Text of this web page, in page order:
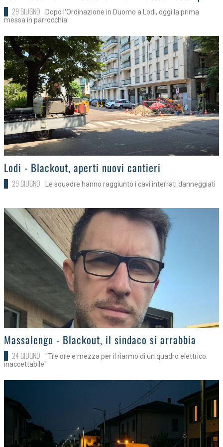
29 GIUGNO
Dopo l'Ordinazione in Duomo a Lodi, oggi la prima
messa in parrocchia
>Lodi - Blackout, aperti nuovi cantieri
29 GIUGNO Le squadre hanno raggiunto i cavi interrati danneggiati
>Massalengo - Blackout, il sindaco si arrabbia
24 GIUGNO
"Tre ore e mezza per il riarmo di un quadro elettrico:
inaccettabile"